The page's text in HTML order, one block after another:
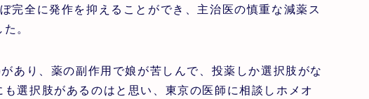
完全に発作を抑えることができ、主治医の慎重な減薬ス
。
あり、薬の副作用で娘が苦しんで、投薬しか選択肢がな
選択肢があるのはと思い、東京の医師に相談しホメオ